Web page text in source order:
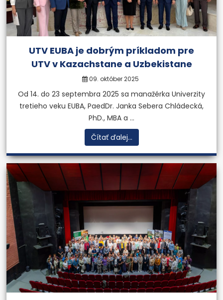
UTV EUBA je dobrým príkladom pre
UTV v Kazachstane a Uzbekistane
09. október 2025
Od 14. do 23 septembra 2025 sa manažérka Univerzity
tretieho veku EUBA, PaedDr. Janka Sebera Chládecká,
PhD., MBA a ...
Čítať ďalej...